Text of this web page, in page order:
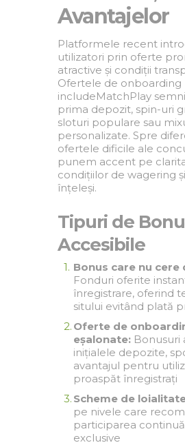
Avantajelor
Platformele recent
utilizatori prin oferte
atractive și condiții
Ofertele de onboarding
includeMatchPlay
prima depozit, spin-uri
sloturi populare sau
personalizate. Spre
ofertele dificile ale
punem accent pe
condițiilor de wagering
înțeleși.
Tipuri de
Accesibile
Bonus care nu cere
Fonduri oferite
înregistrare, oferind
sitului evitând plată
Oferte de
eșalonate:Bonusuri
inițialele depozite,
avantajul pentru
proaspăt înregistrați
Scheme de
pe nivele care
participarea
exclusive